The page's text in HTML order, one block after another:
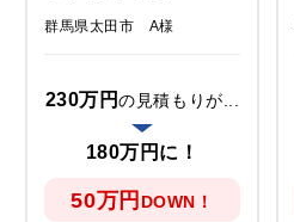
群馬県太田市 A様
230万円の見積もりが...
180万円に！
50万円 DOWN！